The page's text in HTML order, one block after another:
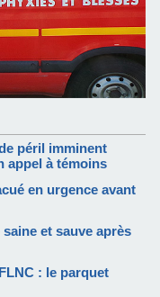
péril imminent
appel à témoins
en urgence avant
et sauve après
: le parquet